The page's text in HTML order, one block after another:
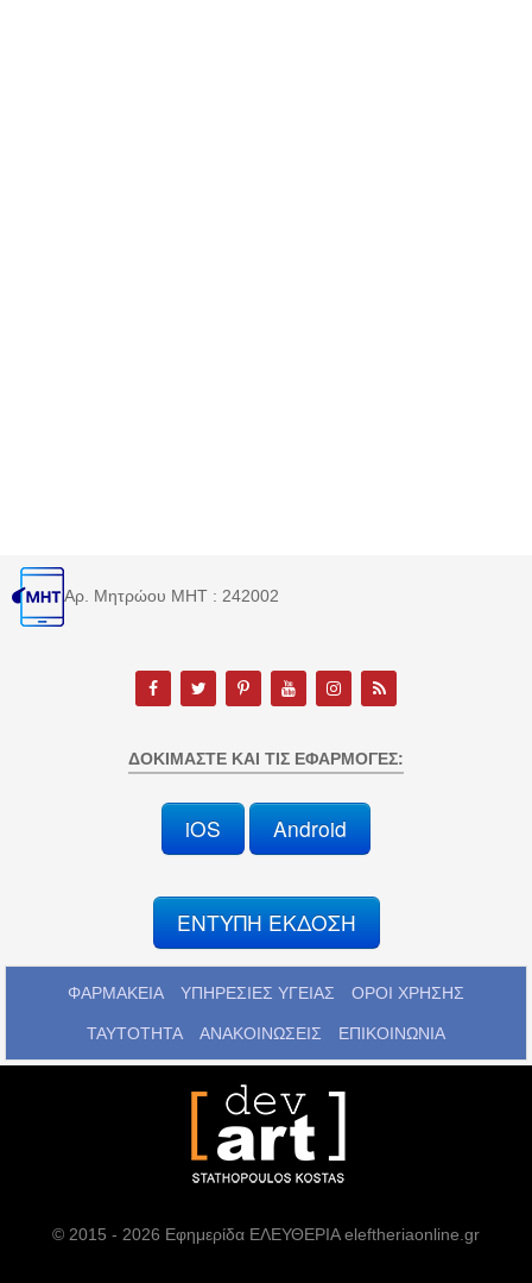
Αρ. Μητρώου MHT : 242002
ΔΟΚΙΜΆΣΤΕ ΚΑΙ ΤΙΣ ΕΦΑΡΜΟΓΈΣ:
iOS Android
ΕΝΤΥΠΗ ΕΚΔΟΣΗ
ΦΑΡΜΑΚΕΙΑ ΥΠΗΡΕΣΙΕΣ ΥΓΕΙΑΣ ΟΡΟΙ ΧΡΗΣΗΣ
ΤΑΥΤΟΤΗΤΑ ΑΝΑΚΟΙΝΩΣΕΙΣ ΕΠΙΚΟΙΝΩΝΙΑ
© 2015 - 2026 Εφημερίδα ΕΛΕΥΘΕΡΙΑ eleftheriaonline.gr